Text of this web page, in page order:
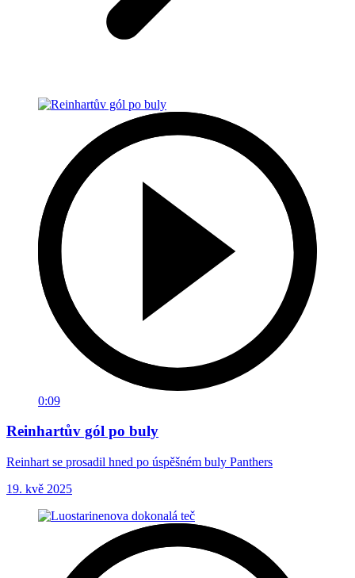
0:09
Reinhartův gól po buly
Reinhart se prosadil hned po úspěšném buly Panthers
19. kvě 2025